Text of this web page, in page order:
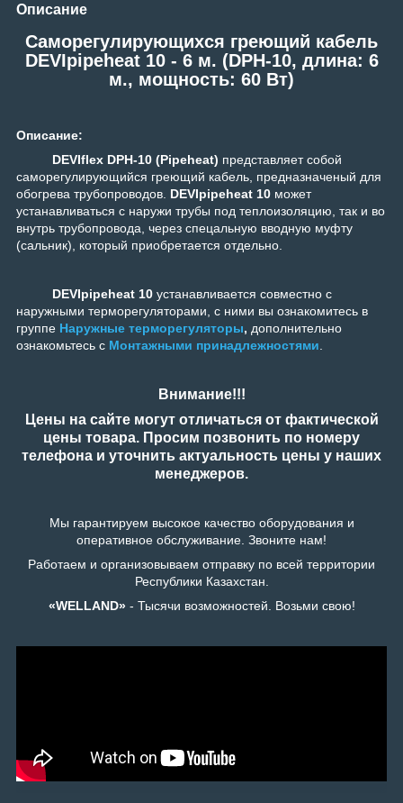
Описание
Саморегулирующихся греющий кабель
DEVIpipeheat 10 - 6 м. (DPH-10, длина: 6
м., мощность: 60 Вт)
Описание:
DEVIflex DPH-10 (Pipeheat) представляет собой
саморегулирующийся греющий кабель, предназначеный для
обогрева трубопроводов. DEVIpipeheat 10 может
устанавливаться с наружи трубы под теплоизоляцию, так и во
внутрь трубопровода, через спецальную вводную муфту
(сальник), который приобретается отдельно.
DEVIpipeheat 10 устанавливается совместно с
наружными терморегуляторами, с ними вы ознакомитесь в
группе Наружные терморегуляторы, дополнительно
ознакомьтесь с Монтажными принадлежностями.
Внимание!!!
Цены на сайте могут отличаться от фактической
цены товара. Просим позвонить по номеру
телефона и уточнить актуальность цены у наших
менеджеров.
Мы гарантируем высокое качество оборудования и
оперативное обслуживание. Звоните нам!
Работаем и организовываем отправку по всей территории
Республики Казахстан.
«WELLAND»- Тысячи возможностей. Возьми свою!